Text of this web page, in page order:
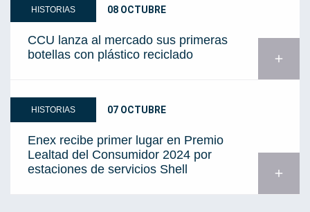
HISTORIAS 08 OCTUBRE
CCU lanza al mercado sus primeras
botellas con plástico reciclado
add
HISTORIAS 07 OCTUBRE
Enex recibe primer lugar en Premio
Lealtad del Consumidor 2024 por
estaciones de servicios Shell
add